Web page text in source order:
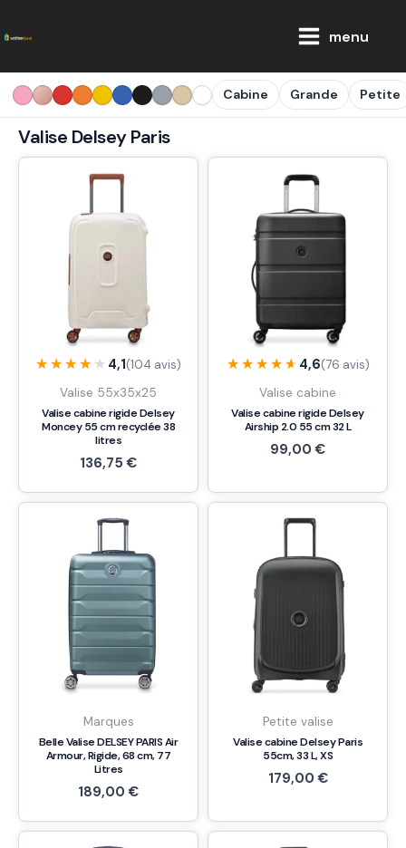
au
menu
Cabine Grande Petite
Valise Delsey Paris
★★★★★
★★★★★ 4,1(104 avis)
Valise 55x35x25
Valise cabine rigide Delsey
Moncey 55 cm recyclée 38
litres
136,75€
★★★★★
★★★★★ 4,6(76 avis)
Valise cabine
Valise cabine rigide Delsey
Airship 2.0 55 cm 32 L
99,00€
Marques
Belle Valise DELSEY PARIS Air
Armour, Rigide, 68 cm, 77
Litres
189,00€
Petite valise
Valise cabine Delsey Paris
55cm, 33 L, XS
179,00€